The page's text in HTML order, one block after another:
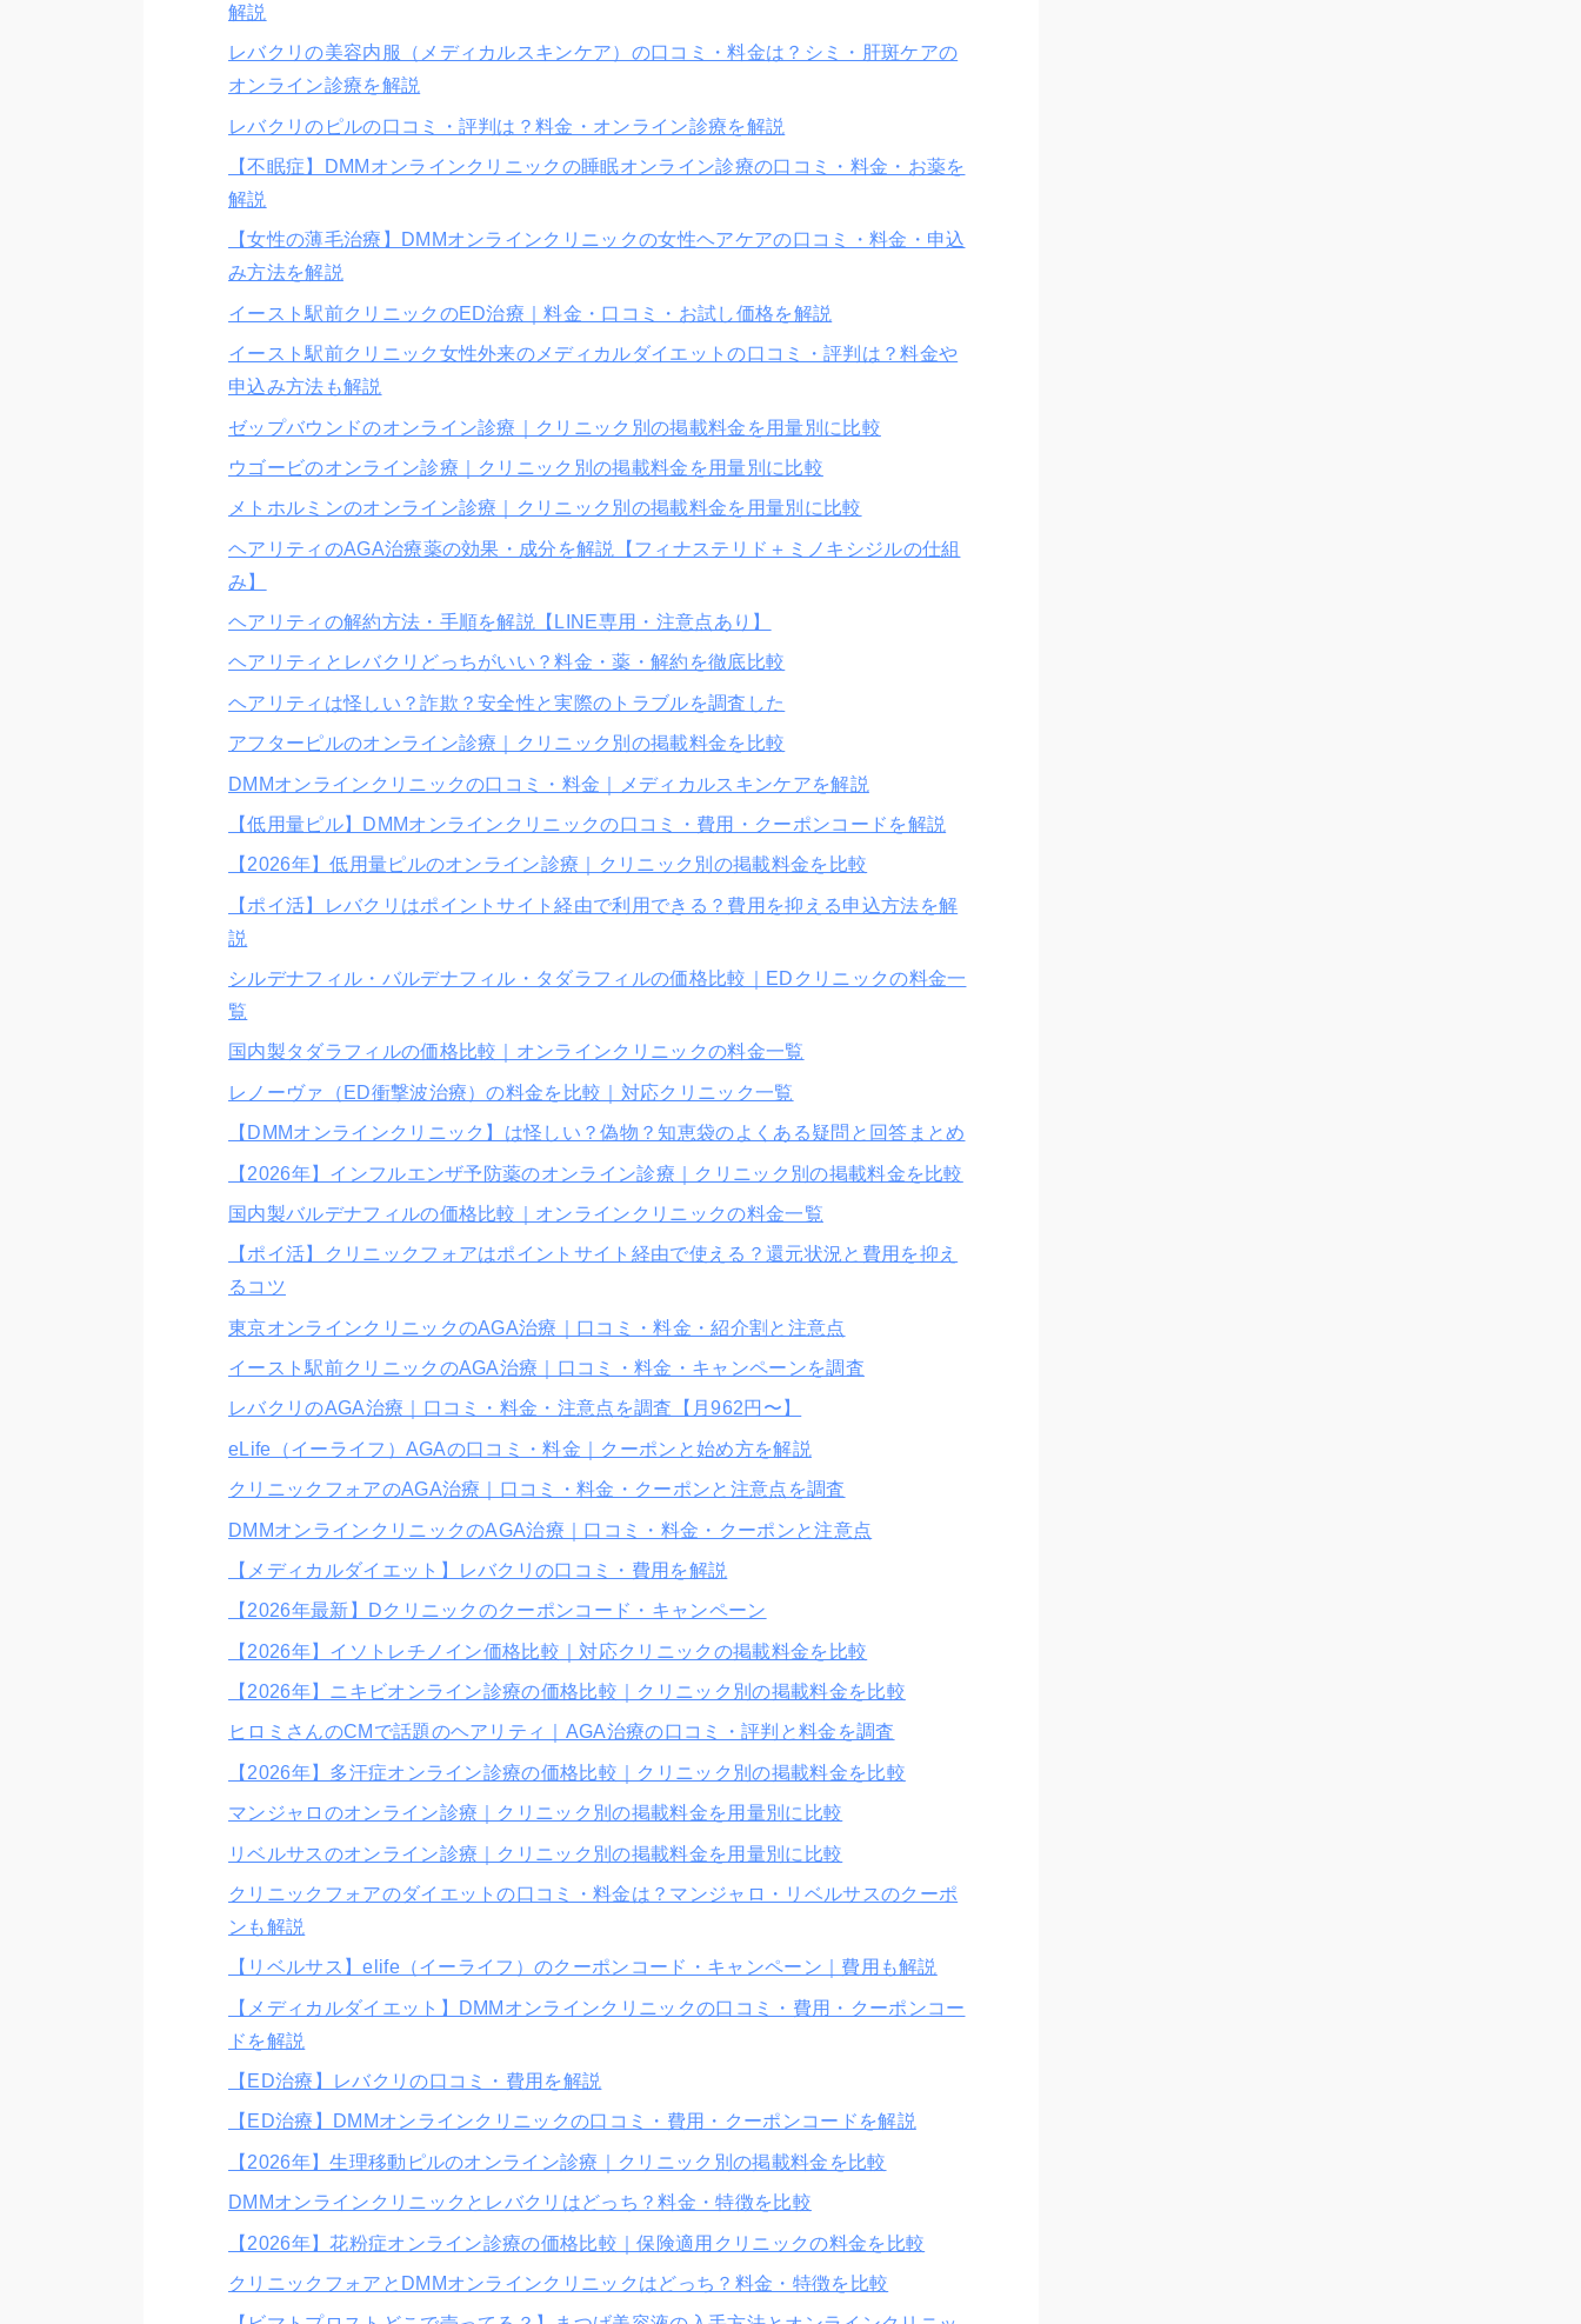
解説
レバクリの美容内服（メディカルスキンケア）の口コミ・料金は？シミ・肝斑ケアの
オンライン診療を解説
レバクリのピルの口コミ・評判は？料金・オンライン診療を解説
【不眠症】DMMオンラインクリニックの睡眠オンライン診療の口コミ・料金・お薬を
解説
【女性の薄毛治療】DMMオンラインクリニックの女性ヘアケアの口コミ・料金・申込
み方法を解説
イースト駅前クリニックのED治療｜料金・口コミ・お試し価格を解説
イースト駅前クリニック女性外来のメディカルダイエットの口コミ・評判は？料金や
申込み方法も解説
ゼップバウンドのオンライン診療｜クリニック別の掲載料金を用量別に比較
ウゴービのオンライン診療｜クリニック別の掲載料金を用量別に比較
メトホルミンのオンライン診療｜クリニック別の掲載料金を用量別に比較
ヘアリティのAGA治療薬の効果・成分を解説【フィナステリド＋ミノキシジルの仕組
み】
ヘアリティの解約方法・手順を解説【LINE専用・注意点あり】
ヘアリティとレバクリどっちがいい？料金・薬・解約を徹底比較
ヘアリティは怪しい？詐欺？安全性と実際のトラブルを調査した
アフターピルのオンライン診療｜クリニック別の掲載料金を比較
DMMオンラインクリニックの口コミ・料金｜メディカルスキンケアを解説
【低用量ピル】DMMオンラインクリニックの口コミ・費用・クーポンコードを解説
【2026年】低用量ピルのオンライン診療｜クリニック別の掲載料金を比較
【ポイ活】レバクリはポイントサイト経由で利用できる？費用を抑える申込方法を解
説
シルデナフィル・バルデナフィル・タダラフィルの価格比較｜EDクリニックの料金一
覧
国内製タダラフィルの価格比較｜オンラインクリニックの料金一覧
レノーヴァ（ED衝撃波治療）の料金を比較｜対応クリニック一覧
【DMMオンラインクリニック】は怪しい？偽物？知恵袋のよくある疑問と回答まとめ
【2026年】インフルエンザ予防薬のオンライン診療｜クリニック別の掲載料金を比較
国内製バルデナフィルの価格比較｜オンラインクリニックの料金一覧
【ポイ活】クリニックフォアはポイントサイト経由で使える？還元状況と費用を抑え
るコツ
東京オンラインクリニックのAGA治療｜口コミ・料金・紹介割と注意点
イースト駅前クリニックのAGA治療｜口コミ・料金・キャンペーンを調査
レバクリのAGA治療｜口コミ・料金・注意点を調査【月962円〜】
eLife（イーライフ）AGAの口コミ・料金｜クーポンと始め方を解説
クリニックフォアのAGA治療｜口コミ・料金・クーポンと注意点を調査
DMMオンラインクリニックのAGA治療｜口コミ・料金・クーポンと注意点
【メディカルダイエット】レバクリの口コミ・費用を解説
【2026年最新】Dクリニックのクーポンコード・キャンペーン
【2026年】イソトレチノイン価格比較｜対応クリニックの掲載料金を比較
【2026年】ニキビオンライン診療の価格比較｜クリニック別の掲載料金を比較
ヒロミさんのCMで話題のヘアリティ｜AGA治療の口コミ・評判と料金を調査
【2026年】多汗症オンライン診療の価格比較｜クリニック別の掲載料金を比較
マンジャロのオンライン診療｜クリニック別の掲載料金を用量別に比較
リベルサスのオンライン診療｜クリニック別の掲載料金を用量別に比較
クリニックフォアのダイエットの口コミ・料金は？マンジャロ・リベルサスのクーポ
ンも解説
【リベルサス】elife（イーライフ）のクーポンコード・キャンペーン｜費用も解説
【メディカルダイエット】DMMオンラインクリニックの口コミ・費用・クーポンコー
ドを解説
【ED治療】レバクリの口コミ・費用を解説
【ED治療】DMMオンラインクリニックの口コミ・費用・クーポンコードを解説
【2026年】生理移動ピルのオンライン診療｜クリニック別の掲載料金を比較
DMMオンラインクリニックとレバクリはどっち？料金・特徴を比較
【2026年】花粉症オンライン診療の価格比較｜保険適用クリニックの料金を比較
クリニックフォアとDMMオンラインクリニックはどっち？料金・特徴を比較